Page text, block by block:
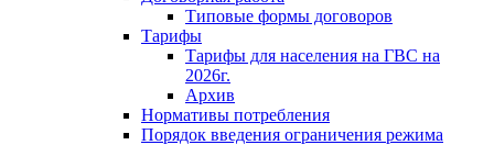
Типовые формы договоров
Тарифы
Тарифы для населения на ГВС на
2026г.
Архив
Нормативы потребления
Порядок введения ограничения режима